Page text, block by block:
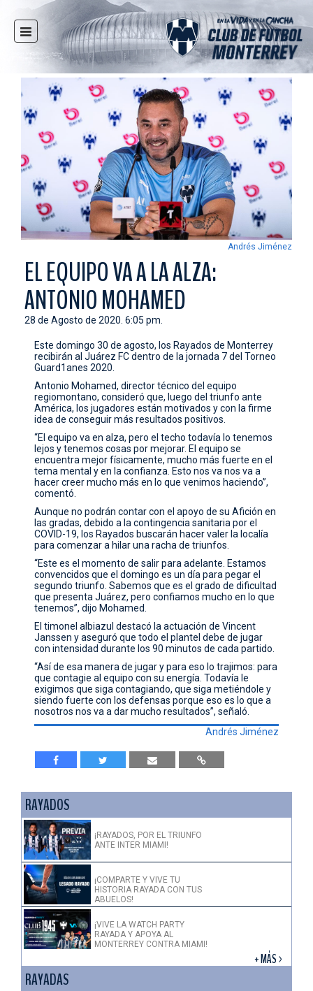
INICIO
NOTICIAS
CLUB
MULTIMEDIA
RAYADOS
RAYADAS
FUERZAS BÁSICAS
RESPONSABILIDAD SOCIAL
TAQUILLA
TIENDA
ESTADIO
PRENSA
Andrés Jiménez
EL EQUIPO VA A LA ALZA:
ANTONIO MOHAMED
28 de Agosto de 2020. 6:05 pm.
Este domingo 30 de agosto, los Rayados de Monterrey
recibirán al Juárez FC dentro de la jornada 7 del Torneo
Guard1anes 2020.
Antonio Mohamed, director técnico del equipo
regiomontano, consideró que, luego del triunfo ante
América, los jugadores están motivados y con la firme
idea de conseguir más resultados positivos.
“El equipo va en alza, pero el techo todavía lo tenemos
lejos y tenemos cosas por mejorar. El equipo se
encuentra mejor físicamente, mucho más fuerte en el
tema mental y en la confianza. Esto nos va nos va a
hacer creer mucho más en lo que venimos haciendo”,
comentó.
Aunque no podrán contar con el apoyo de su Afición en
las gradas, debido a la contingencia sanitaria por el
COVID-19, los Rayados buscarán hacer valer la localía
para comenzar a hilar una racha de triunfos.
“Este es el momento de salir para adelante. Estamos
convencidos que el domingo es un día para pegar el
segundo triunfo. Sabemos que es el grado de dificultad
que presenta Juárez, pero confiamos mucho en lo que
tenemos”, dijo Mohamed.
El timonel albiazul destacó la actuación de Vincent
Janssen y aseguró que todo el plantel debe de jugar
con intensidad durante los 90 minutos de cada partido.
“Así de esa manera de jugar y para eso lo trajimos: para
que contagie al equipo con su energía. Todavía le
exigimos que siga contagiando, que siga metiéndole y
siendo fuerte con los defensas porque eso es lo que a
nosotros nos va a dar mucho resultados”, señaló.
Andrés Jiménez
RAYADOS
¡RAYADOS, POR EL TRIUNFO
ANTE INTER MIAMI!
¡COMPARTE Y VIVE TU
HISTORIA RAYADA CON TUS
ABUELOS!
¡VIVE LA WATCH PARTY
RAYADA Y APOYA AL
MONTERREY CONTRA MIAMI!
+ MÁS >
RAYADAS